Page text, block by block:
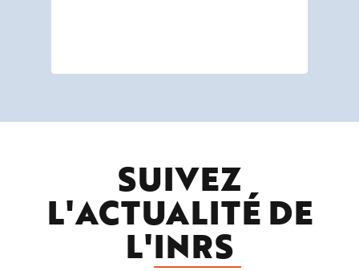
SUIVEZ
L'ACTUALITÉ DE
L'INRS